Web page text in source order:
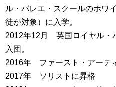
ル・バレエ・スクールのホワ
徒が対象）に入学。
2012年12月 英国ロイヤル・
入団。
2016年 ファースト・アーテ
2017年 ソリストに昇格